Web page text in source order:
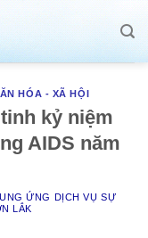
HÓA - XÃ HỘI
kỷ niệm
AIDS năm
ỨNG DỊCH VỤ SỰ
LẮK